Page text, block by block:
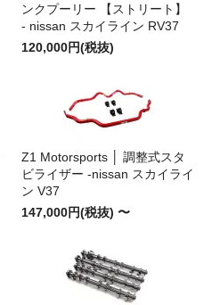
ンクプーリー 【ストリート】
- nissan スカイライン RV37
120,000円(税抜)
Z1 Motorsports │ 調整式スタ
ビライザー -nissan スカイライ
ン V37
147,000円(税抜) 〜